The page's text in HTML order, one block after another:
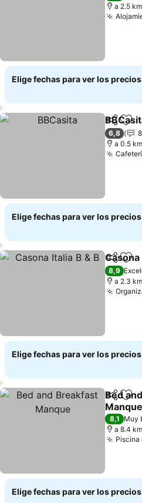
a 2.5
Elige fechas para ver los
6,8
a 0.5
Elige fechas para ver los
Casona
8,9
a 2.3
Elige fechas para ver los
Bed
Manque
Ver
8,1 Muy
a 8.4
Piscina
Elige fechas para ver los